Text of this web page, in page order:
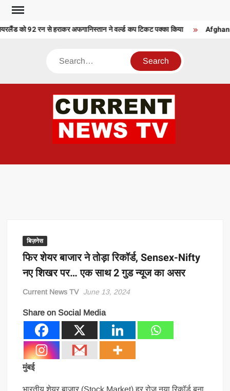
Skip
content
को 92 रन से हराकर अफगानिस्तान ने वर्ल्ड कप टिकट पक्का किया
Search
बिज़नेस
फिर शेयर बाजार ने तोड़ा रिकॉर्ड, Sensex-Nifty
नए शिखर पर… एक साथ 2 गुड न्यूज का असर
Current News TV June 13, 2024
Share on Social Media
मुंबई
भारतीय शेयर बाजार (Stock Market) हर रोज नया रिकॉर्ड बना